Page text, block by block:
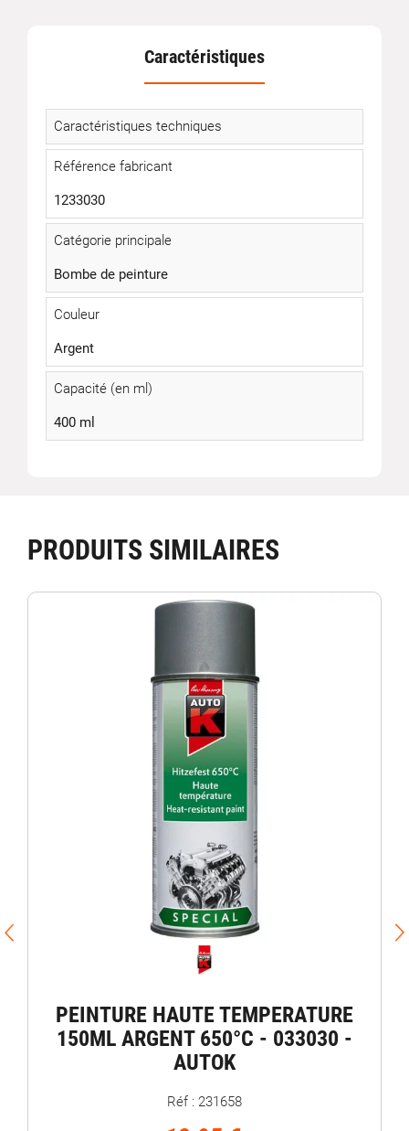
Caractéristiques
Caractéristiques techniques
Référence fabricant
1233030
Catégorie principale
Bombe de peinture
Couleur
Argent
Capacité (en ml)
400 ml
PRODUITS SIMILAIRES
PEINTURE HAUTE TEMPERATURE
150ML ARGENT 650°C - 033030 -
AUTOK
Réf : 231658